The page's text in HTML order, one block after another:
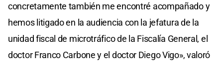
concretamente también me encontré acompañado y
hemos litigado en la audiencia con la jefatura de la
unidad fiscal de microtráfico de la Fiscalía General, el
doctor Franco Carbone y el doctor Diego Vigo», valoró